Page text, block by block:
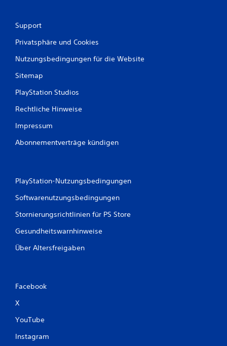
Support
Privatsphäre und Cookies
Nutzungsbedingungen für die Website
Sitemap
PlayStation Studios
Rechtliche Hinweise
Impressum
Abonnementverträge kündigen
PlayStation-Nutzungsbedingungen
Softwarenutzungsbedingungen
Stornierungsrichtlinien für PS Store
Gesundheitswarnhinweise
Über Altersfreigaben
Facebook
X
YouTube
Instagram